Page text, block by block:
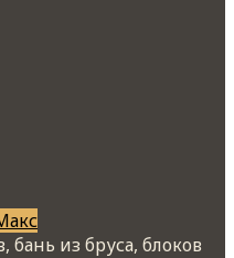
из бруса, блоков